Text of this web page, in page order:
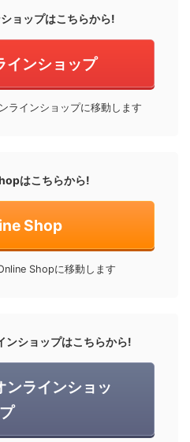
ョップはこちらから!
インショップ
ラインショップに移動します
はこちらから!
Shop
Shopに移動します
ンショップはこちらから!
ンラインショッ
プ